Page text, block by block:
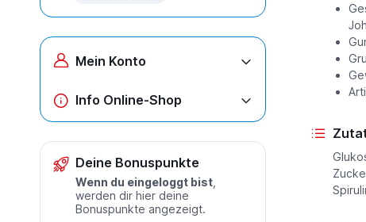
Mein Konto
Info Online-Shop
Deine Bonuspunkte
Wenn du eingeloggt bist,
werden dir hier deine
Bonuspunkte angezeigt.